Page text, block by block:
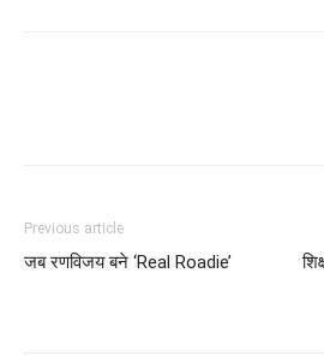
Previous article
जब रणविजय बने ‘Real Roadie’